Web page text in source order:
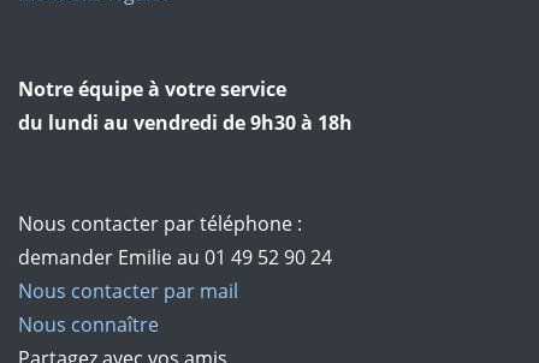
Notre équipe à votre service
du lundi au vendredi de 9h30 à 18h
Nous contacter par téléphone :
demander Emilie au 01 49 52 90 24
Nous contacter par mail
Nous connaître